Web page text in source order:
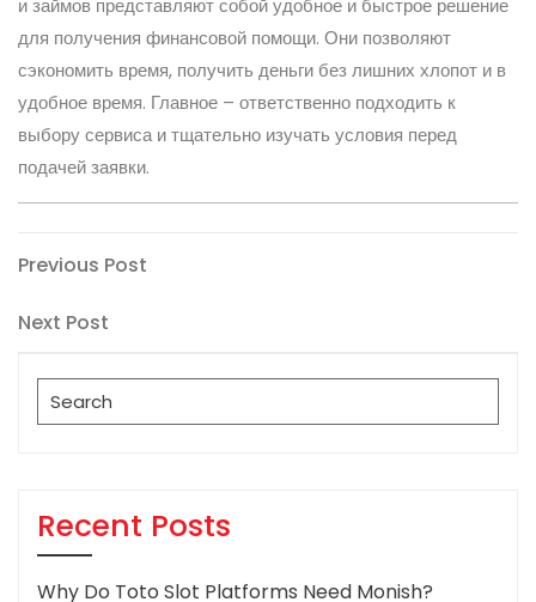
и займов представляют собой удобное и быстрое решение
для получения финансовой помощи. Они позволяют
сэкономить время, получить деньги без лишних хлопот и в
удобное время. Главное – ответственно подходить к
выбору сервиса и тщательно изучать условия перед
подачей заявки.
Post
navigation
Previous
Previous Post
Next
Next Post
Search
for:
Recent Posts
Why Do Toto Slot Platforms Need Monish?